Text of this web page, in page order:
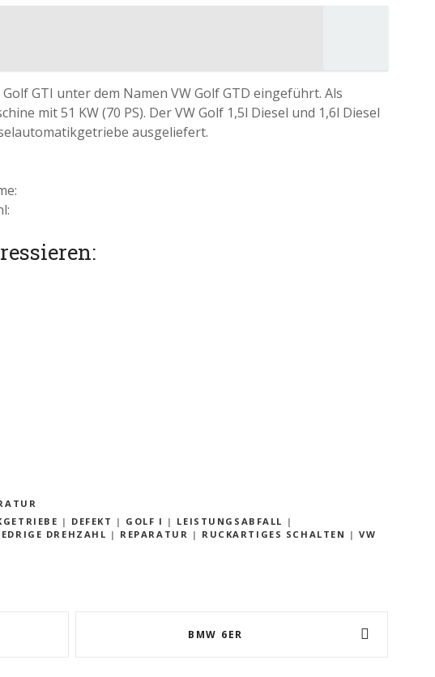
GTI unter dem Namen VW Golf GTD eingeführt. Als
mit 51 KW (70 PS). Der VW Golf 1,5l Diesel und 1,6l Diesel
ausgeliefert.
| DEFEKT | GOLF I | LEISTUNGSABFALL |
DREHZAHL | REPARATUR | RUCKARTIGES SCHALTEN |VW
BMW 6ER